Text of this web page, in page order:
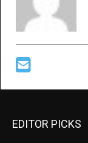
EDITOR PICKS